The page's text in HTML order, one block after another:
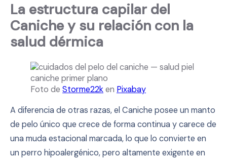
La estructura capilar del
Caniche y su relación con la
salud dérmica
Foto de Storme22ken Pixabay
A diferencia de otras razas, el Caniche posee un manto
de pelo único que crece de forma continua y carece de
una muda estacional marcada, lo que lo convierte en
un perro hipoalergénico, pero altamente exigente en